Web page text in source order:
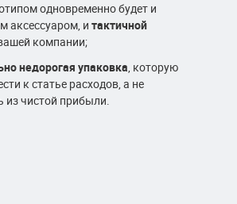
одновременно будет и
аксессуаром, и тактичной
компании;
недорогая упаковка, которую
к статье расходов, а не
из чистой прибыли.